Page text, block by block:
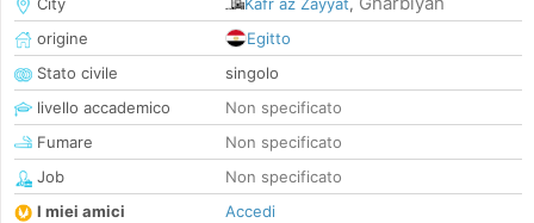
origine
Egitto
Stato civile
singolo
livello accademico
Non specificato
Fumare
Non specificato
Job
Non specificato
I miei amici
Accedi